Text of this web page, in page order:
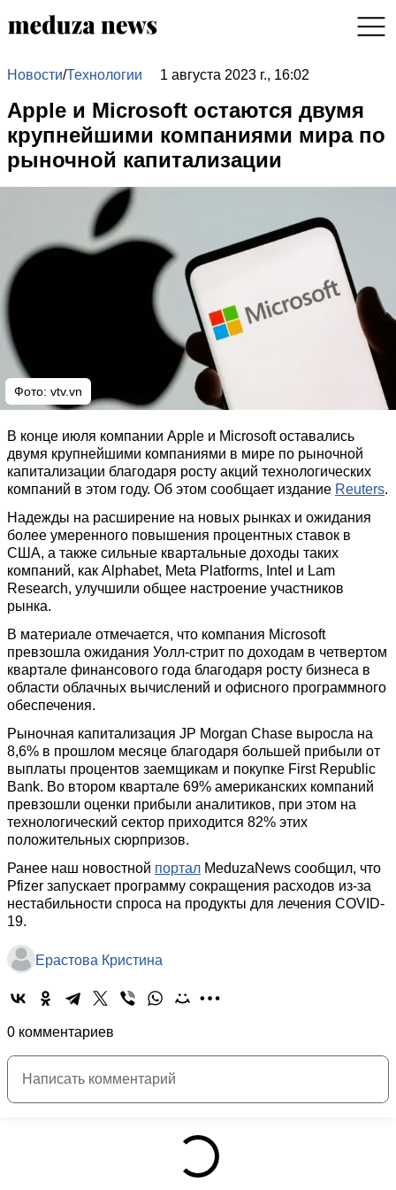
Новости/Технологии 1 августа 2023 г., 16:02
Apple и Microsoft остаются двумя
крупнейшими компаниями мира по
рыночной капитализации
Фото: vtv.vn
В конце июля компании Apple и Microsoft оставались
двумя крупнейшими компаниями в мире по рыночной
капитализации благодаря росту акций технологических
компаний в этом году. Об этом сообщает издание Reuters.
Надежды на расширение на новых рынках и ожидания
более умеренного повышения процентных ставок в
США, а также сильные квартальные доходы таких
компаний, как Alphabet, Meta Platforms, Intel и Lam
Research, улучшили общее настроение участников
рынка.
В материале отмечается, что компания Microsoft
превзошла ожидания Уолл-стрит по доходам в четвертом
квартале финансового года благодаря росту бизнеса в
области облачных вычислений и офисного программного
обеспечения.
Рыночная капитализация JP Morgan Chase выросла на
8,6% в прошлом месяце благодаря большей прибыли от
выплаты процентов заемщикам и покупке First Republic
Bank. Во втором квартале 69% американских компаний
превзошли оценки прибыли аналитиков, при этом на
технологический сектор приходится 82% этих
положительных сюрпризов.
Ранее наш новостной портал MeduzaNews сообщил, что
Pfizer запускает программу сокращения расходов из-за
нестабильности спроса на продукты для лечения COVID-
19.
Ерастова Кристина
0 комментариев